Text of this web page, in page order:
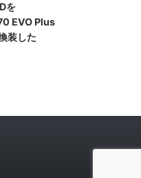
を
EVO Plus
装した